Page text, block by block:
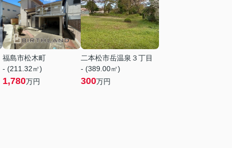
福島市松木町
- (211.32㎡)
1,780万円
二本松市岳温泉３丁目
- (389.00㎡)
300万円